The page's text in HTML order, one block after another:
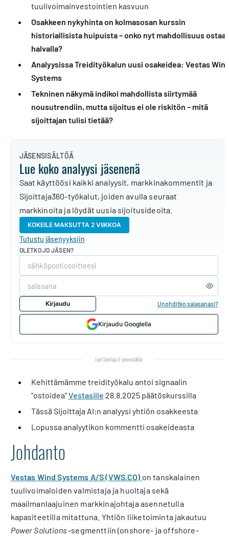
tuulivoimainvestointien kasvuun
Osakkeen nykyhinta on kolmasosan kurssin
historiallisista huipuista – onko nyt mahdollisuus ostaa
halvalla?
Analyysissa Treidityökalun uusi osakeidea: Vestas
Systems
Tekninen näkymä indikoi mahdollista siirtymää
nousutrendiin, mutta sijoitus ei ole riskitön – mitä
sijoittajan tulisi tietää?
JÄSENSISÄLTÖÄ
Lue koko analyysi jäsenenä
Saat käyttöösi kaikki analyysit, markkinakommentit ja
Sijoittaja360-työkalut, joiden avulla seuraat
markkinoita ja löydät uusia sijoitusideoita.
KOKEILE MAKSUTTA 2 VIIKKOA
Tutustu jäsenyyksiin
OLETKO JO JÄSEN?
Kirjaudu Unohditko salasanasi?
Kirjaudu Googlella
Kehittämämme treidityökalu antoi signaalin
”ostoidea”Vestasille 28.8.2025 päätöskurssilla
Tässä Sijoittaja AI:n analyysi yhtiön osakkeesta
Lopussa analyytikon kommentti osakeideasta
Johdanto
Vestas Wind Systems A/S (VWS.CO) on tanskalainen
tuulivoimaloiden valmistaja ja huoltaja sekä
maailmanlaajuinen markkinajohtaja asennetulla
kapasiteetilla mitattuna. Yhtiön liiketoiminta jakautuu
Power Solutions-segmenttiin (onshore- ja offshore-